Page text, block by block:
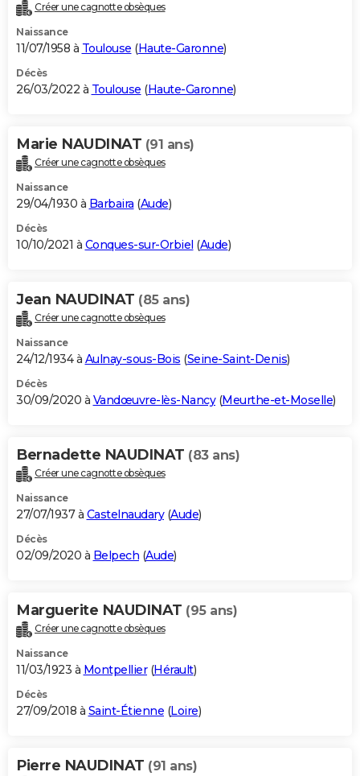
Créer une cagnotte obsèques
Naissance
11/07/1958 à Toulouse (Haute-Garonne)
Décès
26/03/2022 à Toulouse (Haute-Garonne)
Marie NAUDINAT (91 ans)
Créer une cagnotte obsèques
Naissance
29/04/1930 à Barbaira (Aude)
Décès
10/10/2021 à Conques-sur-Orbiel (Aude)
Jean NAUDINAT (85 ans)
Créer une cagnotte obsèques
Naissance
24/12/1934 à Aulnay-sous-Bois (Seine-Saint-Denis)
Décès
30/09/2020 à Vandœuvre-lès-Nancy(Meurthe-et-Moselle)
Bernadette NAUDINAT (83 ans)
Créer une cagnotte obsèques
Naissance
27/07/1937 à Castelnaudary(Aude)
Décès
02/09/2020 à Belpech (Aude)
Marguerite NAUDINAT (95 ans)
Créer une cagnotte obsèques
Naissance
11/03/1923 à Montpellier(Hérault)
Décès
27/09/2018 à Saint-Étienne (Loire)
Pierre NAUDINAT (91 ans)